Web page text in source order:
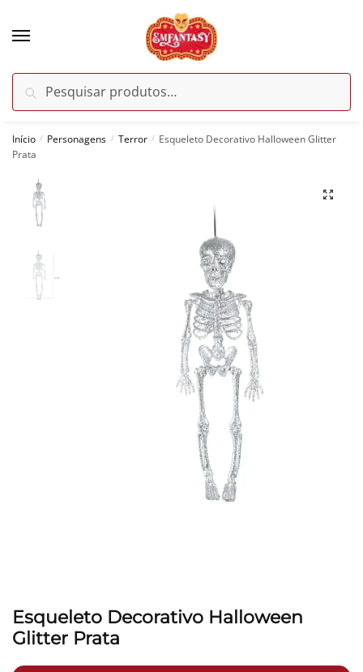
por:
Pesquisar
Início / Personagens / Terror / Esqueleto Decorativo Halloween Glitter
Prata
Esqueleto Decorativo Halloween
Glitter Prata